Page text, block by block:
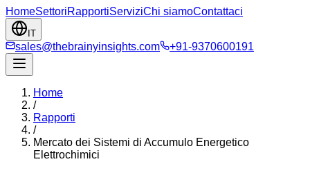
HomeSettoriRapportiServiziChi siamoContattaci
IT
sales@thebrainyinsights.com +91-9370600191
Home
/
Rapporti
/
Mercato dei Sistemi di Accumulo Energetico
Elettrochimici